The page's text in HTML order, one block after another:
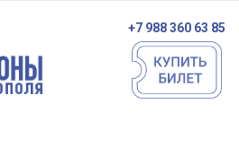
+7 988 360 63 85